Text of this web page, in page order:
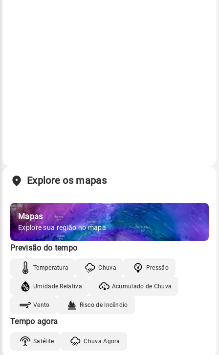
Explore os mapas
Mapas
Explore sua região no mapa
Previsão do tempo
Temperatura Chuva Pressão
Umidade Relativa Acumulado de Chuva
Vento Risco de Incêndio
Tempo agora
Satélite Chuva Agora